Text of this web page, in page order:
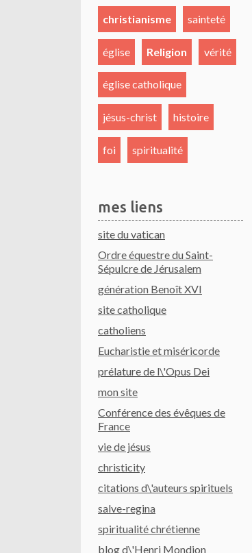
christianisme sainteté
église Religion vérité
église catholique
jésus-christ histoire
foi spiritualité
mes liens
site du vatican
Ordre équestre du Saint-
Sépulcre de Jérusalem
génération Benoît XVI
site catholique
catholiens
Eucharistie et miséricorde
prélature de l\'Opus Dei
mon site
Conférence des évêques de
France
vie de jésus
christicity
citations d\'auteurs spirituels
salve-regina
spiritualité chrétienne
blog d\'Henri Mondion